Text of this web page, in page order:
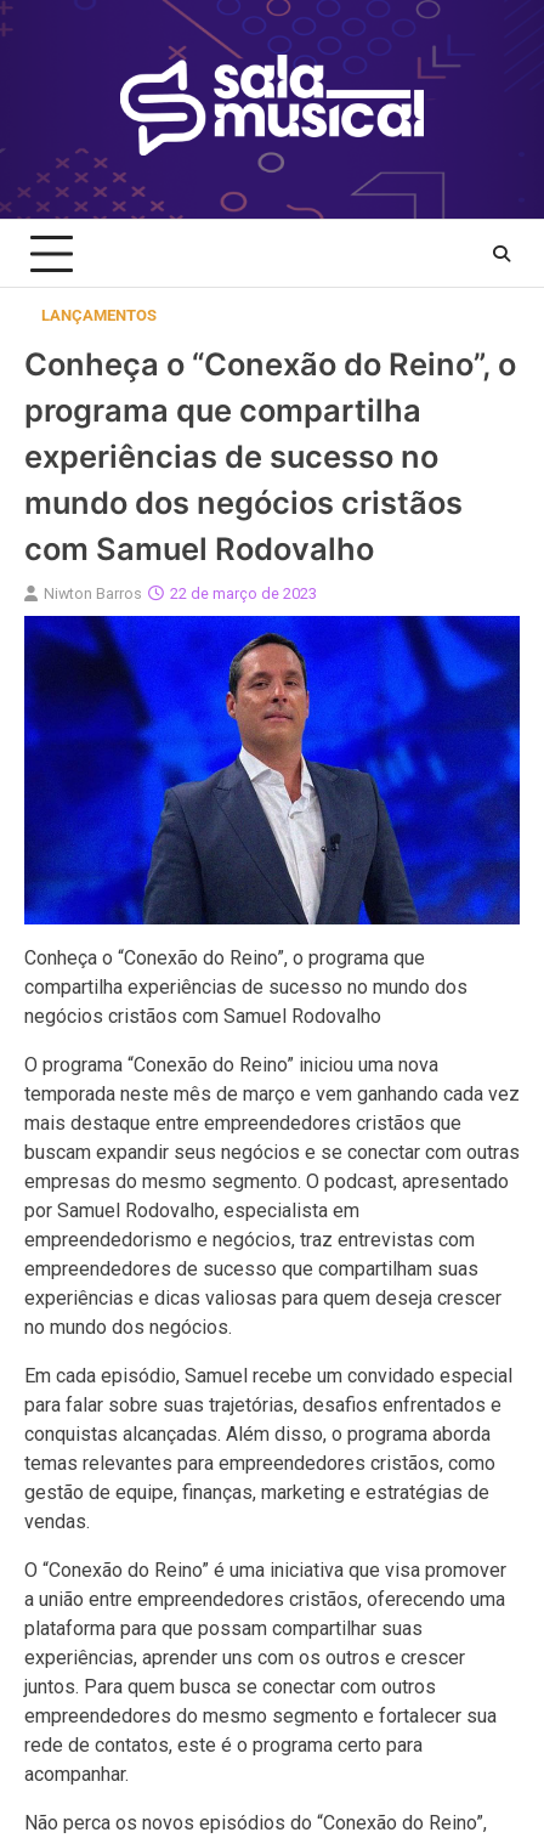
Skip
to
LANÇAMENTOS
Conheça o “Conexão do Reino”, o
programa que compartilha
experiências de sucesso no
mundo dos negócios cristãos
com Samuel Rodovalho
Niwton Barros 22 de março de 2023
Conheça o “Conexão do Reino”, o programa que
compartilha experiências de sucesso no mundo dos
negócios cristãos com Samuel Rodovalho
O programa “Conexão do Reino” iniciou uma nova
temporada neste mês de março e vem ganhando cada vez
mais destaque entre empreendedores cristãos que
buscam expandir seus negócios e se conectar com outras
empresas do mesmo segmento. O podcast, apresentado
por Samuel Rodovalho, especialista em
empreendedorismo e negócios, traz entrevistas com
empreendedores de sucesso que compartilham suas
experiências e dicas valiosas para quem deseja crescer
no mundo dos negócios.
Em cada episódio, Samuel recebe um convidado especial
para falar sobre suas trajetórias, desafios enfrentados e
conquistas alcançadas. Além disso, o programa aborda
temas relevantes para empreendedores cristãos, como
gestão de equipe, finanças, marketing e estratégias de
vendas.
O “Conexão do Reino” é uma iniciativa que visa promover
a união entre empreendedores cristãos, oferecendo uma
plataforma para que possam compartilhar suas
experiências, aprender uns com os outros e crescer
juntos. Para quem busca se conectar com outros
empreendedores do mesmo segmento e fortalecer sua
rede de contatos, este é o programa certo para
acompanhar.
Não perca os novos episódios do “Conexão do Reino”,